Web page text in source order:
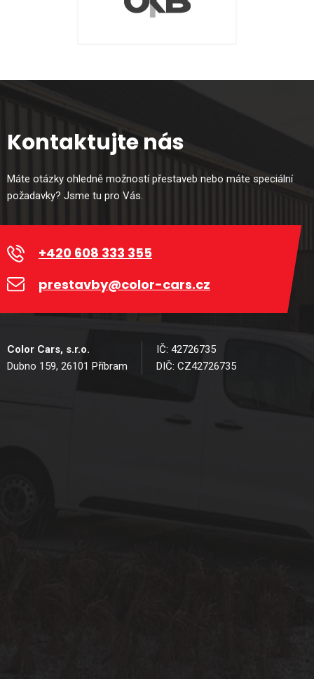
Kontaktujte nás
Máte otázky ohledně možností přestaveb nebo máte speciální
požadavky? Jsme tu pro Vás.
+420 608 333 355
prestavby@color-cars.cz
Color Cars, s.r.o.
Dubno 159, 26101 Příbram
IČ: 42726735
DIČ: CZ42726735